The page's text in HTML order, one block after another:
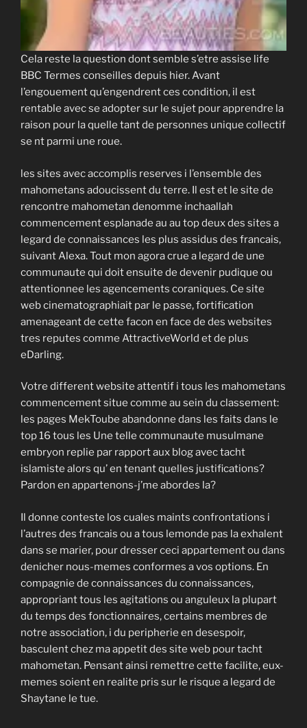
Cela reste la question dont semble s’etre assise life
BBC Termes conseilles depuis hier. Avant
l’engouement qu’engendrent ces condition, il est
rentable avec se adopter sur le sujet pour apprendre la
raison pour la quelle tant de personnes unique collectif
se nt parmi une roue.
les sites avec accomplis reserves i l’ensemble des
mahometans adoucissent du terre. Il est et le site de
rencontre mahometan denomme inchaallah
commencement esplanade au au top deux des sites a
legard de connaissances les plus assidus des francais,
suivant Alexa. Tout mon agora crue a legard de une
communaute qui doit ensuite de devenir pudique ou
attentionnee les agencements coraniques. Ce site
web cinematographiait par le passe, fortification
amenageant de cette facon en face de des websites
tres reputes comme AttractiveWorld et de plus
eDarling.
Votre different website attentif i tous les mahometans
commencement situe comme au sein du classement:
les pages MekToube abandonne dans les faits dans le
top 16 tous les Une telle communaute musulmane
embryon replie par rapport aux blog avec tacht
islamiste alors qu’ en tenant quelles justifications?
Pardon en appartenons-j’me abordes la?
Il donne conteste los cuales maints confrontations i
l’autres des francais ou a tous lemonde pas la exhalent
dans se marier, pour dresser ceci appartement ou dans
denicher nous-memes conformes a vos options. En
compagnie de connaissances du connaissances,
appropriant tous les agitations ou anguleux la plupart
du temps des fonctionnaires, certains membres de
notre association, i du peripherie en desespoir,
basculent chez ma appetit des site web pour tacht
mahometan. Pensant ainsi remettre cette facilite, eux-
memes soient en realite pris sur le risque a legard de
Shaytane le tue.